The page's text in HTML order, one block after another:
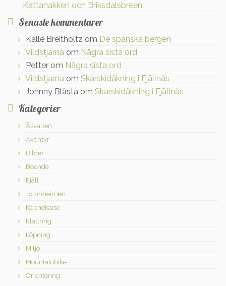
Kattanakken och Briksdalsbreen
Senaste kommentarer
Kalle Breitholtz om De spanska bergen
Vildstjarna om Några sista ord
Petter om Några sista ord
Vildstjarna om Skarskidåkning i Fjällnäs
Johnny Blästa om Skarskidåkning i Fjällnäs
Kategorier
Åsvallen
Äventyr
Bilder
Boende
Fjäll
Jotunheimen
Kebnekaise
Klättring
Löpning
Miljö
Mountainbike
Orientering